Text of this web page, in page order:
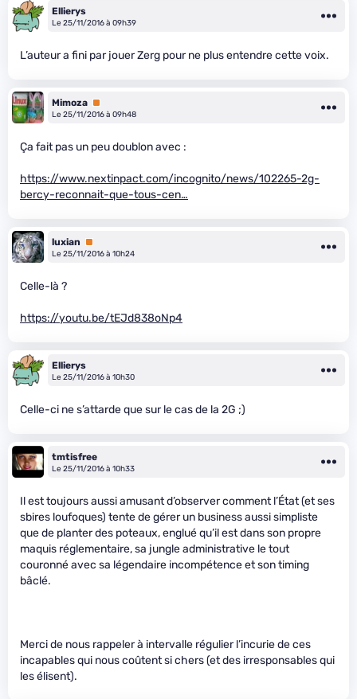
Ellierys
Le 25/11/2016 à 09h39
L’auteur a fini par jouer Zerg pour ne plus entendre cette voix.
Mimoza Premium
Le 25/11/2016 à 09h48
Ça fait pas un peu doublon avec :
https://www.nextinpact.com/incognito/news/102265-2g-
bercy-reconnait-que-tous-cen…
luxian
Premium
Le 25/11/2016 à 10h24
Celle-là ?
https://youtu.be/tEJd838oNp4
Ellierys
Le 25/11/2016 à 10h30
Celle-ci ne s’attarde que sur le cas de la 2G ;)
tmtisfree
Le 25/11/2016 à 10h33
Il est toujours aussi amusant d’observer comment l’État (et ses
sbires loufoques) tente de gérer un business aussi simpliste
que de planter des poteaux, englué qu’il est dans son propre
maquis réglementaire, sa jungle administrative le tout
couronné avec sa légendaire incompétence et son timing
bâclé.
Merci de nous rappeler à intervalle régulier l’incurie de ces
incapables qui nous coûtent si chers (et des irresponsables qui
les élisent).